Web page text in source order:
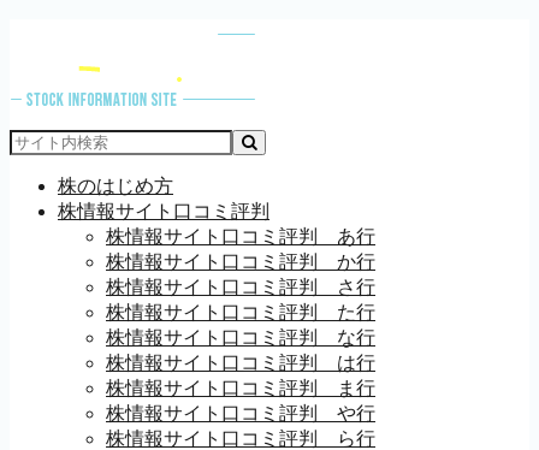
株のはじめ方
株情報サイト口コミ評判
株情報サイト口コミ評判 あ行
株情報サイト口コミ評判 か行
株情報サイト口コミ評判 さ行
株情報サイト口コミ評判 た行
株情報サイト口コミ評判 な行
株情報サイト口コミ評判 は行
株情報サイト口コミ評判 ま行
株情報サイト口コミ評判 や行
株情報サイト口コミ評判 ら行